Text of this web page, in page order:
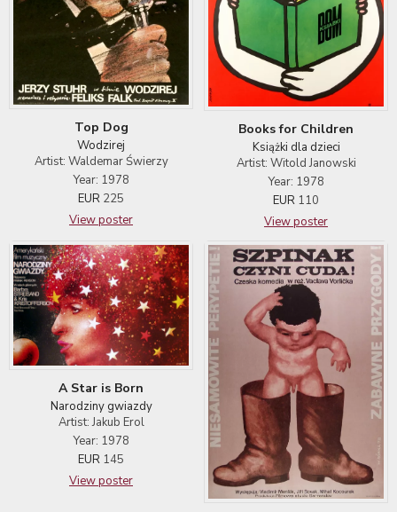
Top Dog
Wodzirej
Artist: Waldemar Świerzy
Year: 1978
EUR 225
View poster
Books for Children
Książki dla dzieci
Artist: Witold Janowski
Year: 1978
EUR 110
View poster
A Star is Born
Narodziny gwiazdy
Artist: Jakub Erol
Year: 1978
EUR 145
View poster